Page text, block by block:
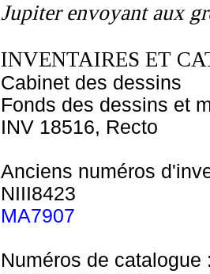
Jupiter envoyant aux
INVENTAIRES ET
Cabinet des dessins
Fonds des dessins et
INV 18516, Recto
Anciens numéros
NIII8423
MA7907
Numéros de catalogue